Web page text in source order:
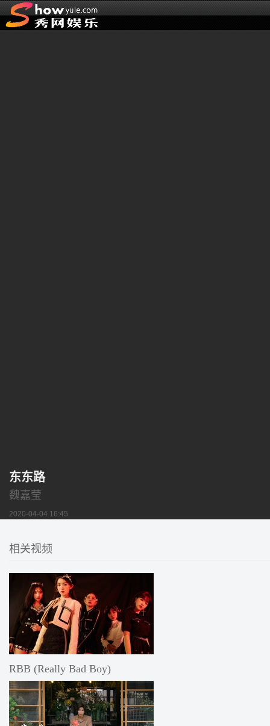
东东路
魏嘉莹
2020-04-04 16:45
相关视频
RBB (Really Bad Boy)